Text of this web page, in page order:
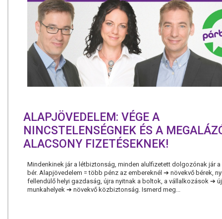
ALAPJÖVEDELEM: VÉGE A
NINCSTELENSÉGNEK ÉS A
ALACSONY FIZETÉSEKNEK!
Mindenkinek jár a létbiztonság, minden alulfizetett dolgozónak jár
bér. Alapjövedelem = több pénz az embereknél ➔ növekvő bérek,
fellendülő helyi gazdaság, újra nyitnak a boltok, a vállalkozások ➔ új
munkahelyek ➔ növekvő közbiztonság. Ismerd meg...